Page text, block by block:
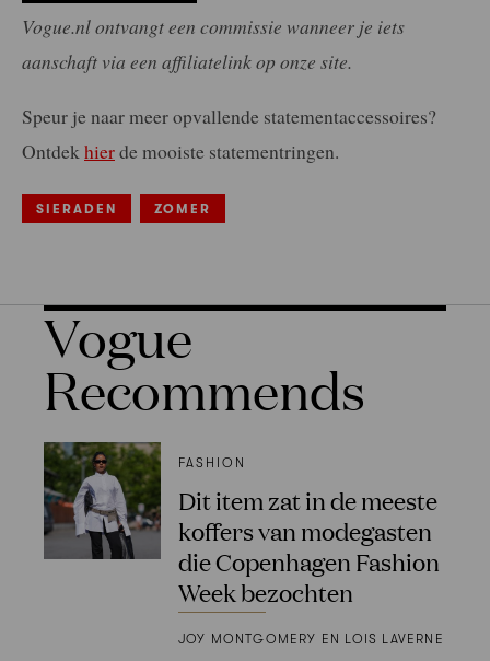
Vogue.nl ontvangt een commissie wanneer je iets
aanschaft via een affiliatelink op onze site.
Speur je naar meer opvallende statementaccessoires?
Ontdek hierde mooiste statementringen.
SIERADEN ZOMER
Vogue
Recommends
FASHION
Dit item zat in de meeste
koffers van modegasten
die Copenhagen Fashion
Week bezochten
JOY MONTGOMERY EN LOIS LAVERNE